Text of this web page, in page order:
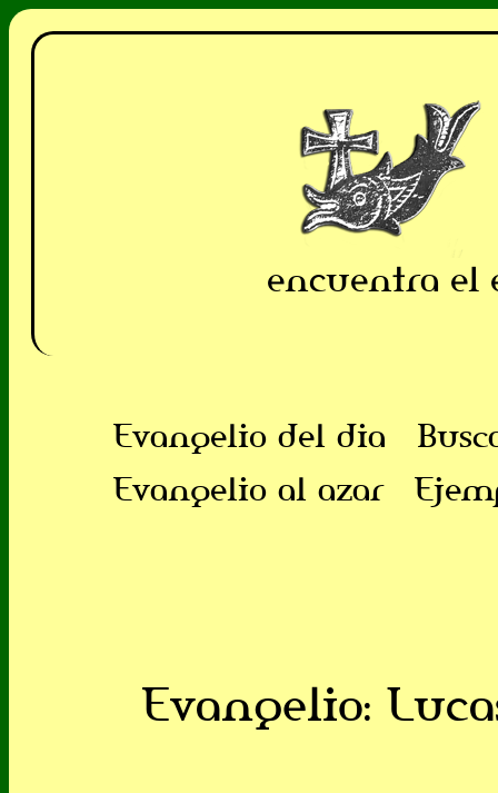
encuentra el
Evangelio del dia
Evangelio al azar
Evangelio: